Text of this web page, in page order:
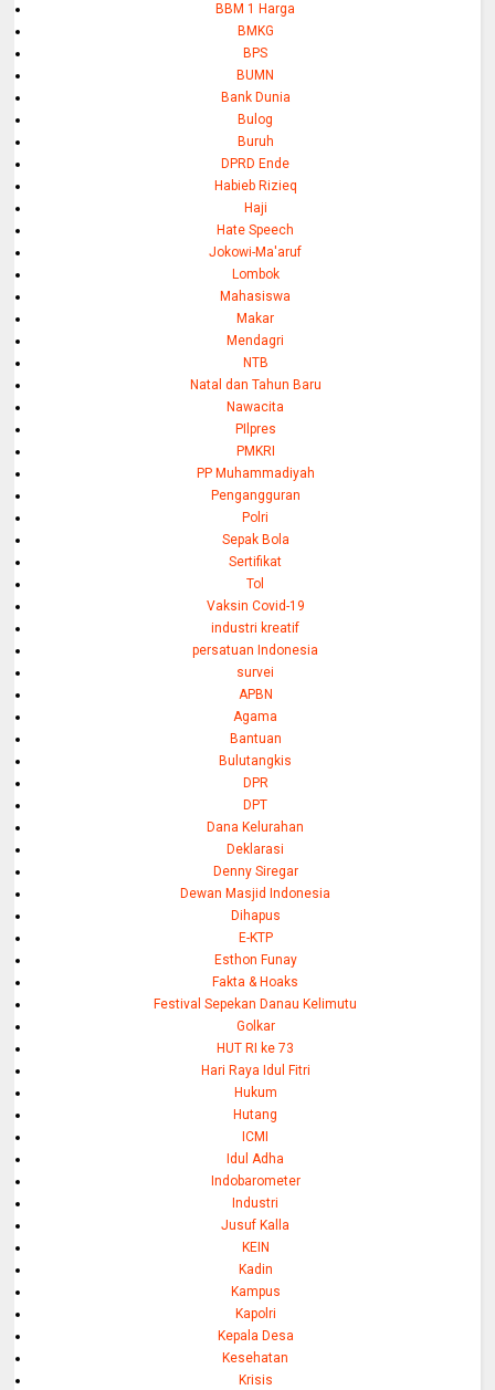
BBM 1 Harga
BMKG
BPS
BUMN
Bank Dunia
Bulog
Buruh
DPRD Ende
Habieb Rizieq
Haji
Hate Speech
Jokowi-Ma'aruf
Lombok
Mahasiswa
Makar
Mendagri
NTB
Natal dan Tahun Baru
Nawacita
PIlpres
PMKRI
PP Muhammadiyah
Pengangguran
Polri
Sepak Bola
Sertifikat
Tol
Vaksin Covid-19
industri kreatif
persatuan Indonesia
survei
APBN
Agama
Bantuan
Bulutangkis
DPR
DPT
Dana Kelurahan
Deklarasi
Denny Siregar
Dewan Masjid Indonesia
Dihapus
E-KTP
Esthon Funay
Fakta & Hoaks
Festival Sepekan Danau Kelimutu
Golkar
HUT RI ke 73
Hari Raya Idul Fitri
Hukum
Hutang
ICMI
Idul Adha
Indobarometer
Industri
Jusuf Kalla
KEIN
Kadin
Kampus
Kapolri
Kepala Desa
Kesehatan
Krisis